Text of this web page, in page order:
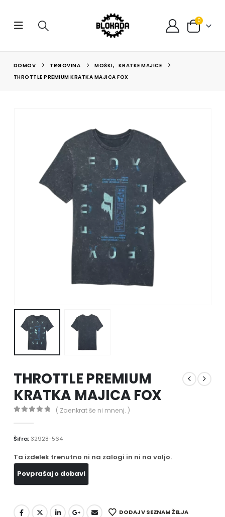
0
DOMOV TRGOVINA MOŠKI, KRATKE MAJICE
THROTTLE PREMIUM KRATKA MAJICA FOX
THROTTLE PREMIUM
KRATKA MAJICA FOX
( Zaenkrat še ni mnenj. )
Šifra:32928-564
Ta izdelek trenutno ni na zalogi in ni na voljo.
DODAJ V SEZNAM ŽELJA